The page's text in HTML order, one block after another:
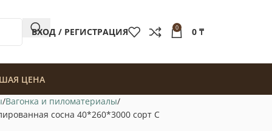
ВХОД / РЕГИСТРАЦИЯ 0 0 ₸
ЦЕНА
Вагонка и пиломатериалы
сосна 40*260*3000 сорт С